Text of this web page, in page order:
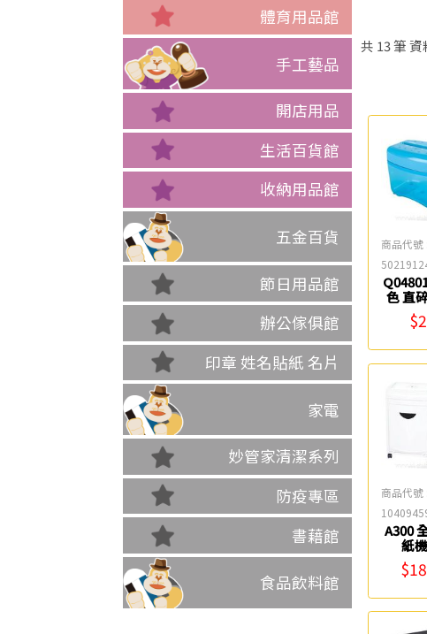
體育用品館
手工藝品
開店用品
生活百貨館
收納用品館
五金百貨
節日用品館
辦公傢俱館
印章 姓名貼紙 名片
家電
妙管家清潔系列
防疫專區
書藉館
食品飲料館
共 13筆 資
商品代號 :
色 直
商品代號 :
A300
紙